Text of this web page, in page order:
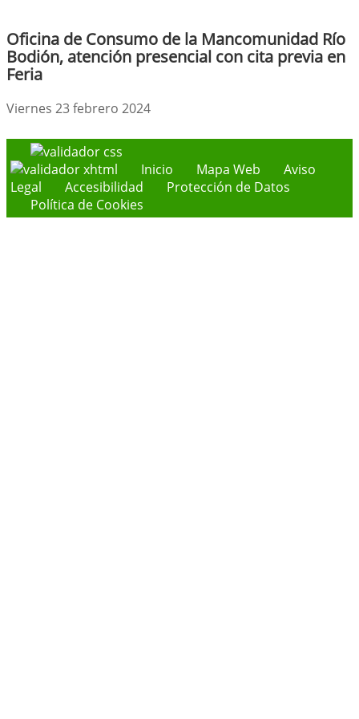
Oficina de Consumo de la Mancomunidad Río
Bodión, atención presencial con cita previa en
Feria
Viernes 23 febrero 2024
Inicio Mapa Web
Aviso
Legal
Accesibilidad
Protección de Datos
Política de Cookies